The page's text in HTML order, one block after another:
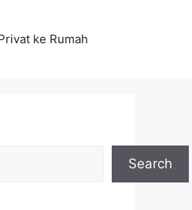
ke Rumah
Search